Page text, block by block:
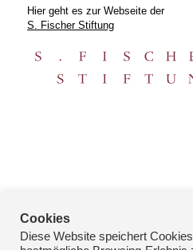
Hier geht es zur Webseite der
S. Fischer Stiftung
Cookies
Diese Website speichert